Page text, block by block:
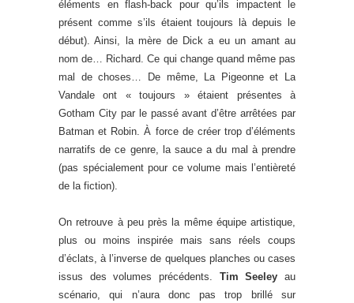
éléments en flash-back pour qu’ils impactent le
présent comme s’ils étaient toujours là depuis le
début). Ainsi, la mère de Dick a eu un amant au
nom de… Richard. Ce qui change quand même pas
mal de choses… De même, La Pigeonne et La
Vandale ont « toujours » étaient présentes à
Gotham City par le passé avant d’être arrêtées par
Batman et Robin. À force de créer trop d’éléments
narratifs de ce genre, la sauce a du mal à prendre
(pas spécialement pour ce volume mais l’entièreté
de la fiction).
On retrouve à peu près la même équipe artistique,
plus ou moins inspirée mais sans réels coups
d’éclats, à l’inverse de quelques planches ou cases
issus des volumes précédents. Tim Seeley au
scénario, qui n’aura donc pas trop brillé sur